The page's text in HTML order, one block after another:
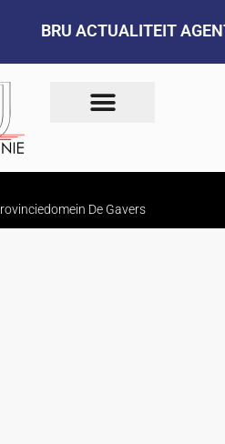
BRU ACTUALITEIT
De Gavers